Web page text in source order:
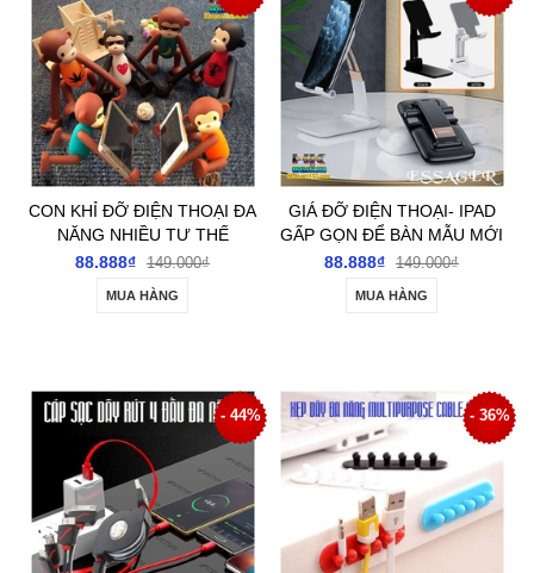
CON KHỈ ĐỠ ĐIỆN THOẠI ĐA
NĂNG NHIỀU TƯ THẾ
88.888₫ 149.000₫
MUA HÀNG
GIÁ ĐỠ ĐIỆN THOẠI- IPAD
GẤP GỌN ĐỂ BÀN MẪU MỚI
NHẤT
88.888₫ 149.000₫
MUA HÀNG
- 44% - 36%